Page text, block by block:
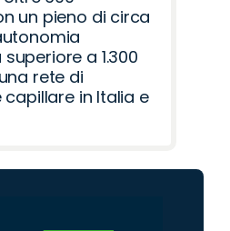
un pieno di circa
a 1.300
rete di
in Italia e